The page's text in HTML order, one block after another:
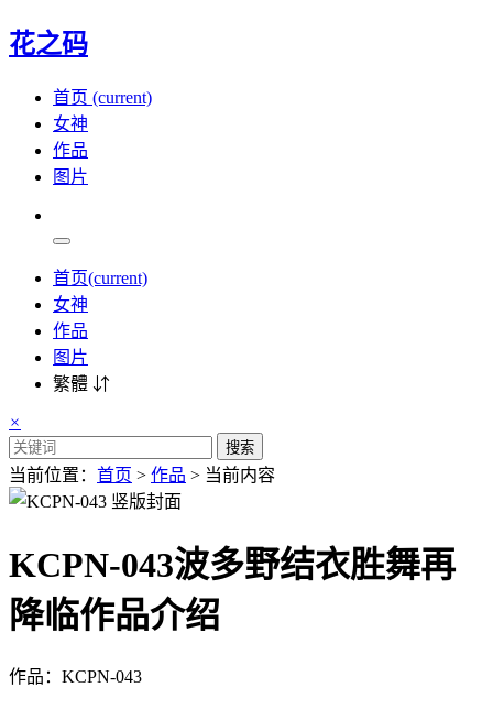
花之码
首页 (current)
女神
作品
图片
首页(current)
女神
作品
图片
繁體 ⇵
×
搜索
当前位置： 首页 > 作品 > 当前内容
KCPN-043波多野结衣胜舞再
降临作品介绍
作品：KCPN-043